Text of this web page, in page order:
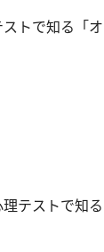
トで知る「オ
テストで知る